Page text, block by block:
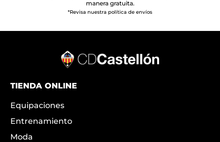
manera gratuita.
*Revisa nuestra política de envíos
TIENDA ONLINE
Equipaciones
Entrenamiento
Moda